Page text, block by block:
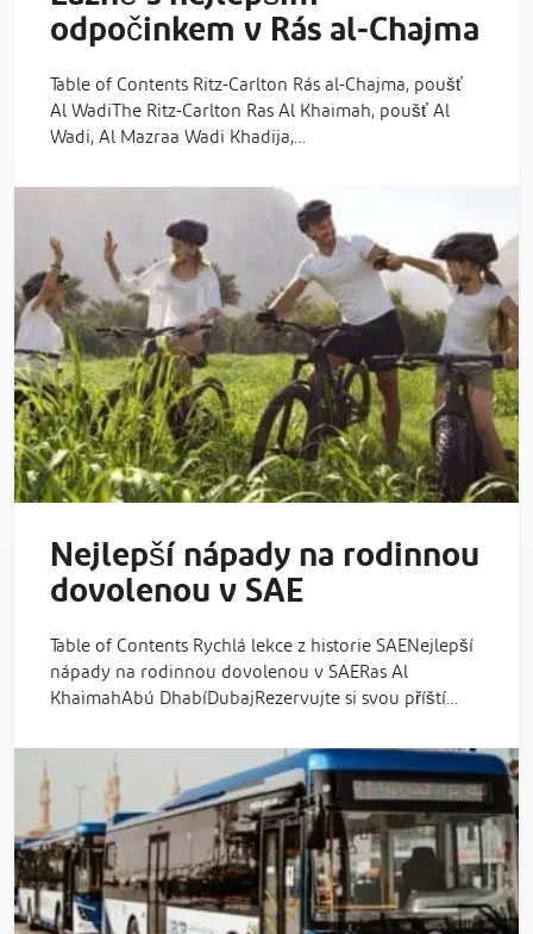
odpočinkem v Rás al-Chajma
Table of Contents Ritz-Carlton Rás al-Chajma, poušť
Al WadiThe Ritz-Carlton Ras Al Khaimah, poušť Al
Wadi, Al Mazraa Wadi Khadija,…
Nejlepší nápady na rodinnou
dovolenou v SAE
Table of Contents Rychlá lekce z historie SAENejlepší
nápady na rodinnou dovolenou v SAERas Al
KhaimahAbú DhabíDubajRezervujte si svou příští…